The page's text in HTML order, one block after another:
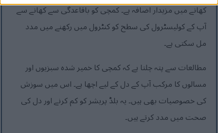
کھانے میں مزیدار اضافہ ہے۔ کمچی کو باقاعدگی سے کھانے سے
آپ کے کولیسٹرول کی سطح کو کنٹرول میں رکھنے میں مدد
مل سکتی ہے۔
مطالعات سے پتہ چلتا ہے کہ کمچی کا خمیر شدہ سبزیوں اور
مسالوں کا مرکب آپ کے دل کے لیے اچھا ہے۔ اس میں سوزش
کی خصوصیات بھی ہیں۔ یہ بلڈ پریشر کو کم کرنے اور دل کی
صحت میں مدد کرتے ہیں۔